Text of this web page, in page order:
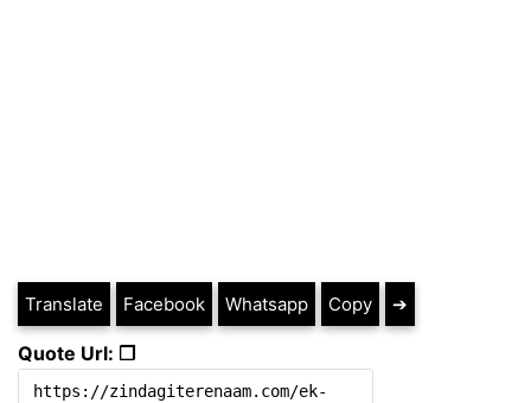
Translate Facebook Whatsapp Copy ➔
Quote Url: ❐